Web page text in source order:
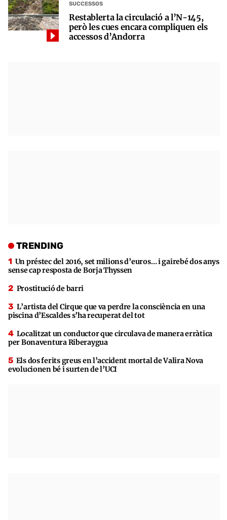
SUCCESSOS
Restablerta la circulació a l’N-145,
però les cues encara compliquen els
accessos d’Andorra
TRENDING
Un préstec del 2016, set milions d’euros… i gairebé dos anys
sense cap resposta de Borja Thyssen
Prostitució de barri
L’artista del Cirque que va perdre la consciència en una
piscina d’Escaldes s’ha recuperat del tot
Localitzat un conductor que circulava de manera erràtica
per Bonaventura Riberaygua
Els dos ferits greus en l’accident mortal de Valira Nova
evolucionen bé i surten de l’UCI